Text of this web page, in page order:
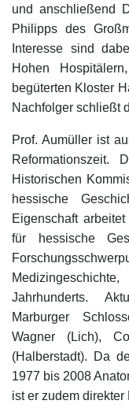
und anschließend
Philipps des
Interesse sind
Hohen
begüterten Kloster
Nachfolger schließt
Prof. Aumüller ist
Reformationszeit.
Historischen
hessische
Eigenschaft
für hessische
Jahrhunderts.
Marburger
Wagner (Lich),
(Halberstadt). Da
1977 bis 2008
ist er zudem